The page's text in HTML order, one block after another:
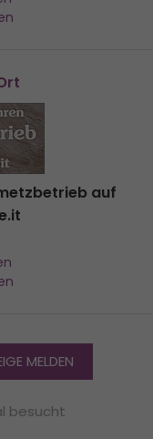
auf
MELDEN
besucht